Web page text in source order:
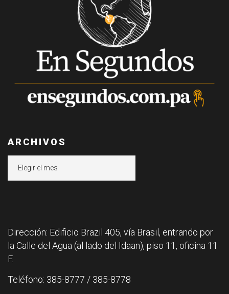
ARCHIVOS
Dirección: Edificio Brazil 405, vía Brasil, entrando por
la Calle del Agua (al lado del Idaan), piso 11, oficina 11
F.
Teléfono: 385-8777 / 385-8778